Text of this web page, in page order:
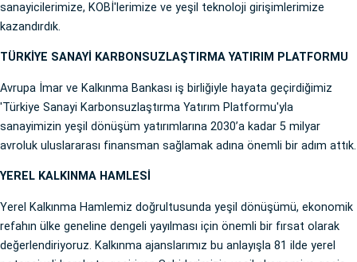
sanayicilerimize, KOBİ'lerimize ve yeşil teknoloji girişimlerimize
kazandırdık.
TÜRKİYE SANAYİ KARBONSUZLAŞTIRMA YATIRIM PLATFORMU
Avrupa İmar ve Kalkınma Bankası iş birliğiyle hayata geçirdiğimiz
'Türkiye Sanayi Karbonsuzlaştırma Yatırım Platformu'yla
sanayimizin yeşil dönüşüm yatırımlarına 2030’a kadar 5 milyar
avroluk uluslararası finansman sağlamak adına önemli bir adım attık.
YEREL KALKINMA HAMLESİ
Yerel Kalkınma Hamlemiz doğrultusunda yeşil dönüşümü, ekonomik
refahın ülke geneline dengeli yayılması için önemli bir fırsat olarak
değerlendiriyoruz. Kalkınma ajanslarımız bu anlayışla 81 ilde yerel